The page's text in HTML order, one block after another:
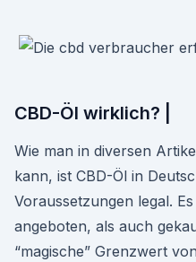
CBD-Öl wirklich? |
Wie man in diversen
kann, ist CBD-Öl in
Voraussetzungen legal.
angeboten, als auch
“magische” Grenzwert